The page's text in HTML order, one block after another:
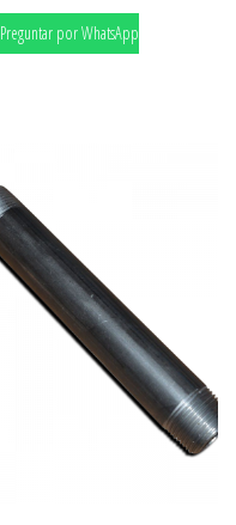
Preguntar por WhatsApp